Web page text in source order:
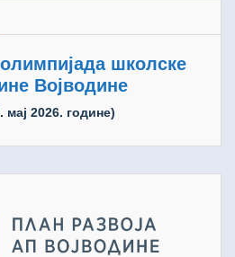
школске
Војводине
мај 2026. године)